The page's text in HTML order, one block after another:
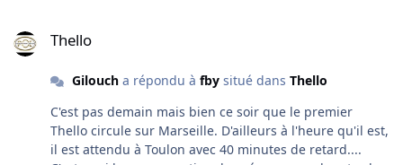
moi de sourire quand la premiere circulation du privé
compensation, je rappelle que Thello n'est pas un train
TER mais international. Ils sont soumis à minima au
reglement europeen qui impose des compensations
uniquement au dela d'une heure.
Thello
Giloucha répondu à fbysitué dans Thello
C'est pas demain mais bien ce soir que le premier
Thello circule sur Marseille. D'ailleurs à l'heure qu'il est,
il est attendu à Toulon avec 40 minutes de retard....